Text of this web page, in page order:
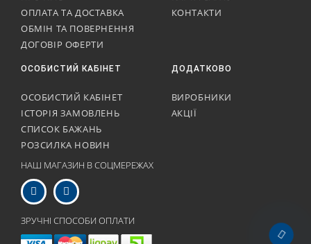
ОПЛАТА ТА ДОСТАВКА
ОБМІН ТА ПОВЕРНЕННЯ
ДОГОВІР ОФЕРТИ
КОНТАКТИ
ОСОБИСТИЙ КАБІНЕТ
ОСОБИСТИЙ КАБІНЕТ
ІСТОРІЯ ЗАМОВЛЕНЬ
СПИСОК БАЖАНЬ
РОЗСИЛКА НОВИН
ДОДАТКОВО
ВИРОБНИКИ
АКЦІЇ
НАШ МАГАЗИН В СОЦМЕРЕЖАХ
ЗРУЧНІ СПОСОБИ ОПЛАТИ